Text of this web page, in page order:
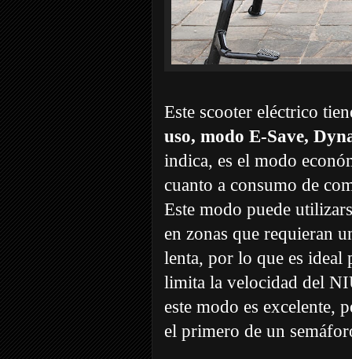
Este scooter eléctrico
uso, modo E-Save,
indica, es el modo
cuanto a consumo de
Este modo puede
en zonas que requieran
lenta, por lo que es ideal
limita la velocidad del
este modo es excelente,
el primero de un